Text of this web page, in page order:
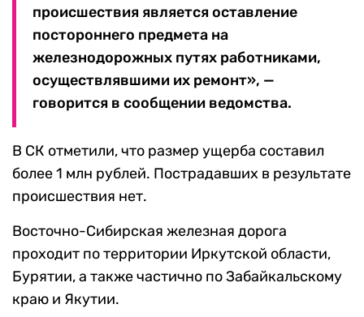
происшествия является оставление
постороннего предмета на
железнодорожных путях работниками,
осуществлявшими их ремонт», —
говорится в сообщении ведомства.
В СК отметили, что размер ущерба составил
более 1 млн рублей. Пострадавших в результате
происшествия нет.
Восточно-Сибирская железная дорога
проходит по территории Иркутской области,
Бурятии, а также частично по Забайкальскому
краю и Якутии.